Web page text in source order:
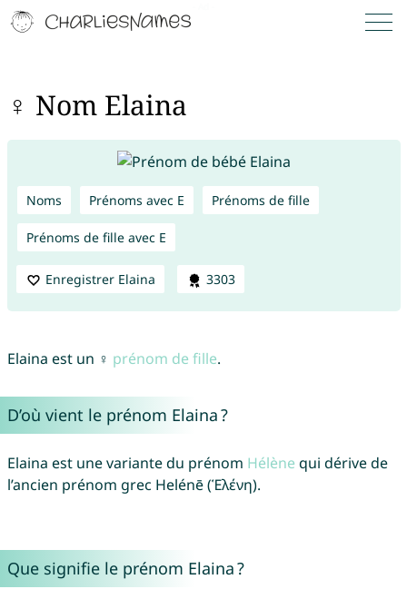
♀ Nom Elaina
Noms Prénoms avec E Prénoms de fille
Prénoms de fille avec E
Enregistrer Elaina 3303
Elaina est un ♀ prénom de fille.
D’où vient le prénom Elaina ?
Elaina est une variante du prénom Hélène qui dérive de
l’ancien prénom grec Helénē (Ἑλένη).
Que signifie le prénom Elaina ?